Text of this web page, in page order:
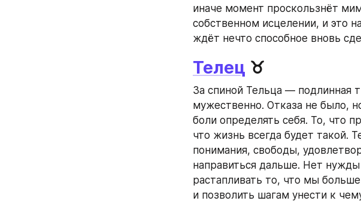
иначе момент проскользнёт
собственном исцелении, и это
ждёт нечто способное вновь
Телец ♉
За спиной Тельца — подлинная
мужественно. Отказа не было,
боли определять себя. То, что
что жизнь всегда будет такой.
понимания, свободы,
направиться дальше. Нет
растапливать то, что мы
и позволить шагам унести к